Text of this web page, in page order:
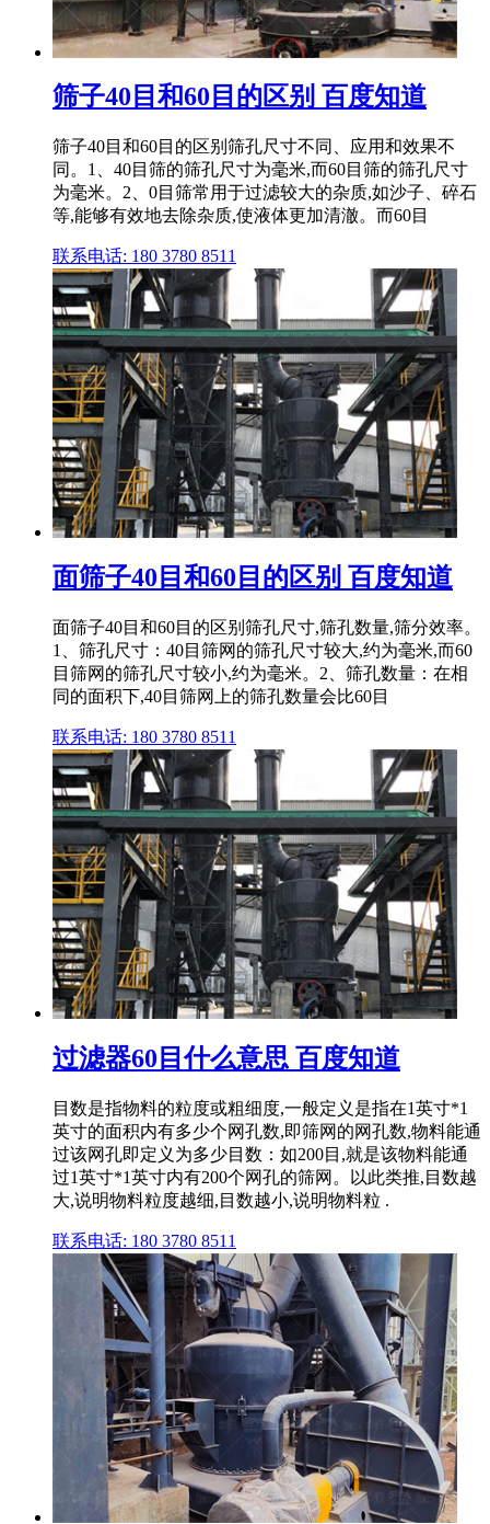
筛子40目和60目的区别 百度知道
筛子40目和60目的区别筛孔尺寸不同、应用和效果不
同。1、40目筛的筛孔尺寸为毫米,而60目筛的筛孔尺寸
为毫米。2、0目筛常用于过滤较大的杂质,如沙子、碎石
等,能够有效地去除杂质,使液体更加清澈。而60目
联系电话: 180 3780 8511
面筛子40目和60目的区别 百度知道
面筛子40目和60目的区别筛孔尺寸,筛孔数量,筛分效率。
1、筛孔尺寸：40目筛网的筛孔尺寸较大,约为毫米,而60
目筛网的筛孔尺寸较小,约为毫米。2、筛孔数量：在相
同的面积下,40目筛网上的筛孔数量会比60目
联系电话: 180 3780 8511
过滤器60目什么意思 百度知道
目数是指物料的粒度或粗细度,一般定义是指在1英寸*1
英寸的面积内有多少个网孔数,即筛网的网孔数,物料能通
过该网孔即定义为多少目数：如200目,就是该物料能通
过1英寸*1英寸内有200个网孔的筛网。以此类推,目数越
大,说明物料粒度越细,目数越小,说明物料粒 .
联系电话: 180 3780 8511